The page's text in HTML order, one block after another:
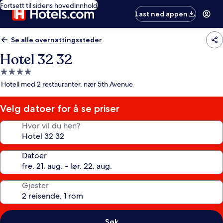
Fortsett til sidens hovedinnhold
Last ned appen
Se alle overnattingssteder
Hotel 32 32
Overnattingssted
med
stjerner
Hotell med 2 restauranter, nær 5th Avenue
Velg datoer for å se priser
Hvor vil du hen?
Datoer
Gjester